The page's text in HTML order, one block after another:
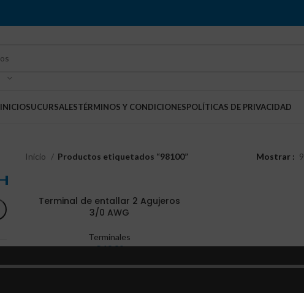
INICIOSUCURSALESTÉRMINOS Y CONDICIONESPOLÍTICAS DE PRIVACIDAD
Inicio Productos etiquetados “98100” Mostrar 9
Terminal de entallar 2 Agujeros
3/0 AWG
Terminales
Q18.89